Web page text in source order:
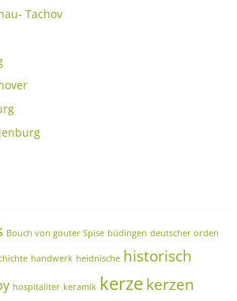
Tachov
Bouch von gouter Spise büdingen deutscher orden
handwerk heidnische historisch
hospitaliter keramik kerzekerzen